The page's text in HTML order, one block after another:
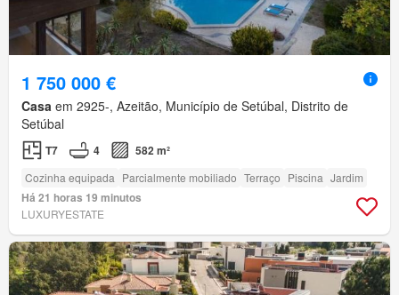
1 750 000 €
Casa em 2925-, Azeitão, Município de Setúbal, Distrito de
Setúbal
T7 4 582 m²
Cozinha equipada Parcialmente mobiliado Terraço Piscina Jardim
Há 21 horas 19 minutos
LUXURYESTATE